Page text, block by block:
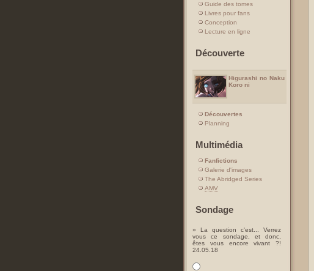
Guide des tomes
Livres pour fans
Conception
Lecture en ligne
Découverte
Higurashi no Naku
Koro ni
Découvertes
Planning
Multimédia
Fanfictions
Galerie d'images
The Abridged Series
AMV
Sondage
» La question c'est... Verrez
vous ce sondage, et donc,
êtes vous encore vivant ?!
24.05.18